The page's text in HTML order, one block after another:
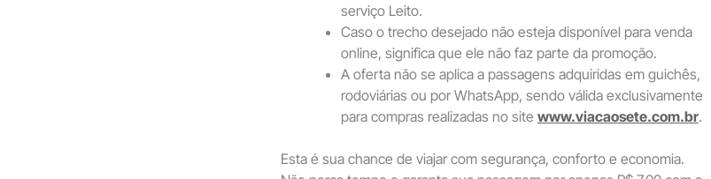
serviço Leito.
Caso o trecho desejado não esteja disponível para venda
online, significa que ele não faz parte da promoção.
A oferta não se aplica a passagens adquiridas em guichês,
rodoviárias ou por WhatsApp, sendo válida exclusivamente
para compras realizadas no site www.viacaosete.com.br.
Esta é sua chance de viajar com segurança, conforto e economia.